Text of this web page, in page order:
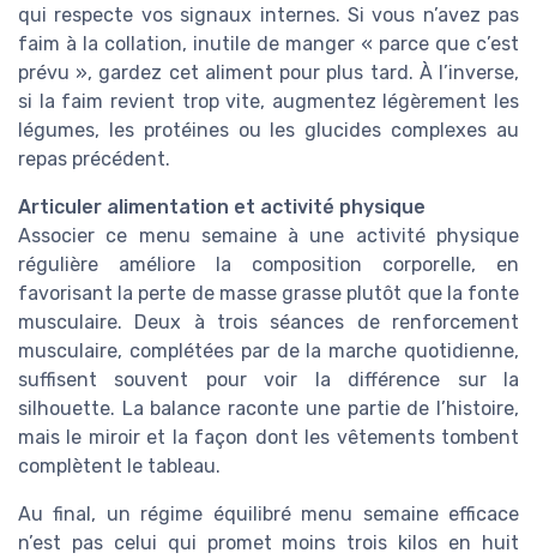
qui respecte vos signaux internes. Si vous n’avez pas
faim à la collation, inutile de manger « parce que c’est
prévu », gardez cet aliment pour plus tard. À l’inverse,
si la faim revient trop vite, augmentez légèrement les
légumes, les protéines ou les glucides complexes au
repas précédent.
Articuler alimentation et activité physique
Associer ce menu semaine à une activité physique
régulière améliore la composition corporelle, en
favorisant la perte de masse grasse plutôt que la fonte
musculaire. Deux à trois séances de renforcement
musculaire, complétées par de la marche quotidienne,
suffisent souvent pour voir la différence sur la
silhouette. La balance raconte une partie de l’histoire,
mais le miroir et la façon dont les vêtements tombent
complètent le tableau.
Au final, un régime équilibré menu semaine efficace
n’est pas celui qui promet moins trois kilos en huit